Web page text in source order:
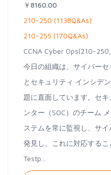
￥8160.00
210-250 (1138Q&As)
210-255 (170Q&As)
CCNA Cyber Ops(210-
今日の組織は、サイバー
とセキュリティ インシデ
題に直面しています。セ
ンター（SOC）のチーム
ステムを常に監視し、サ
発見し、これに対応するこ
Testp...